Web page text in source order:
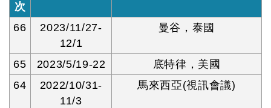
次
66
2023/11/27-
12/1
曼谷，泰國
65 2023/5/19-22
底特律，美國
64
2022/10/31-
11/3
馬來西亞(視訊會議)